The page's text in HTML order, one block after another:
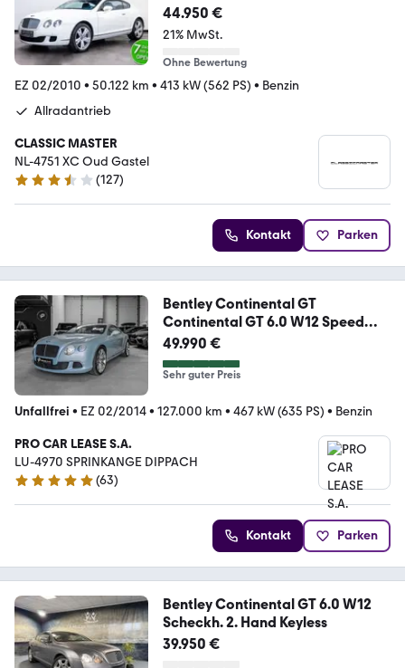
44.950 €
21% MwSt.
Ohne Bewertung
EZ 02/2010 • 50.122 km • 413 kW (562 PS) • Benzin
Allradantrieb
CLASSIC MASTER
NL-4751 XC Oud Gastel
3.5 Sterne
(127)
Kontakt Parken
Bentley Continental GT
Continental GT 6.0 W12 Speed
4WD/
49.990 €
Sehr guter Preis
Unfallfrei • EZ 02/2014• 127.000 km • 467 kW (635 PS) • Benzin
PRO CAR LEASE S.A.
LU-4970 SPRINKANGE DIPPACH
4.9 Sterne
(63)
Kontakt Parken
Bentley Continental GT 6.0 W12
Scheckh. 2. Hand Keyless
39.950 €